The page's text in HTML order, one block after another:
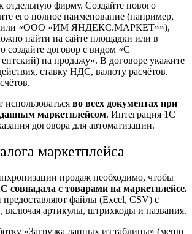
отдельную фирму. Создайте нового
его полное наименование (например,
или «ООО «ИМ ЯНДЕКС.МАРКЕТ»»),
найти на сайте площадки или в
создайте договор с видом «С
на продажу». В договоре укажите
ставку НДС, валюту расчётов.
использоваться во всех документах при
данным маркетплейсом. Интеграция 1С
договора для автоматизации.
маркетплейса
продаж необходимо, чтобы
совпадала с товарами на маркетплейсе.
файлы (Excel, CSV) с
включая артикулы, штрихкоды и названия.
«Загрузка данных из таблицы» (меню